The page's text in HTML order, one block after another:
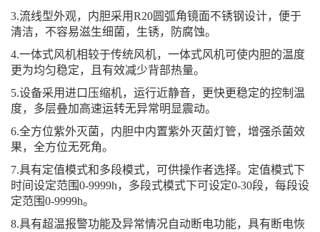
3.流线型外观，内胆采用R20圆弧角镜面不锈钢设计，便于
清洁，不容易滋生细菌，生锈，防腐蚀。
4.一体式风机相较于传统风机，一体式风机可使内胆的温度
更为均匀稳定，且有效减少背部热量。
5.设备采用进口压缩机，运行近静音，更快更稳定的控制温
度，多层叠加高速运转无异常明显震动。
6.全方位紫外灭菌，内胆中内置紫外灭菌灯管，增强杀菌效
果，全方位无死角。
7.具有定值模式和多段模式，可供操作者选择。定值模式下
时间设定范围0-9999h，多段式模式下可设定0-30段，每段设
定范围0-9999h。
8.具有超温报警功能及异常情况自动断电功能，具有断电恢